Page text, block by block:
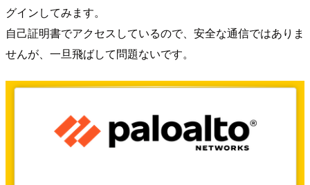
グインしてみます。
自己証明書でアクセスしているので、安全な通信ではありま
せんが、一旦飛ばして問題ないです。